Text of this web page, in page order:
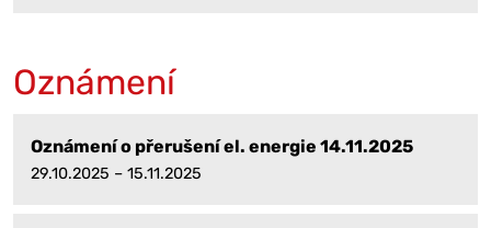
Oznámení
Oznámení o přerušení el. energie 14.11.2025
29.10.2025 – 15.11.2025